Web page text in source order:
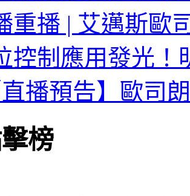
重播 | 艾邁斯歐
控制應用發光！
直播預告】歐司
榜